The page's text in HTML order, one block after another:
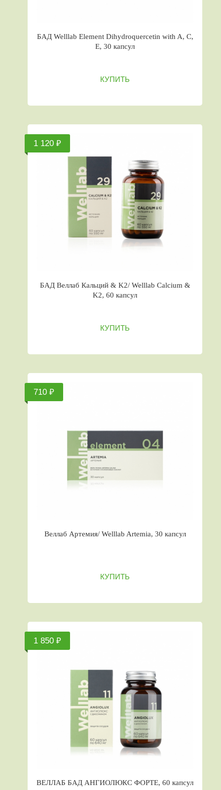
БАД Welllab Element Dihydroquercetin with A, C,
E, 30 капсул
КУПИТЬ
1 120 ₽
БАД Веллаб Кальций & K2/ Welllab Calcium &
K2, 60 капсул
КУПИТЬ
710 ₽
Веллаб Артемия/ Welllab Artemia, 30 капсул
КУПИТЬ
1 850 ₽
ВЕЛЛАБ БАД АНГИОЛЮКС ФОРТЕ, 60 капсул